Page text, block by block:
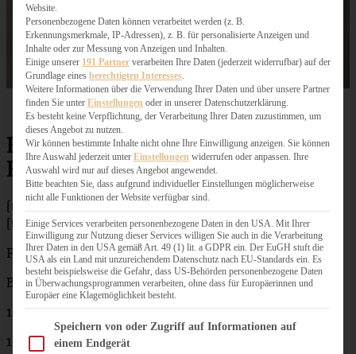
Brownie-Cheesecake mit
Bratapfelkompott
[tabs]
[tab title=”Zutaten”]
Für eine Springform von 22 – 24 cm:
Brownie-Teig:
125 g gute Zartbitterschokolade
125 g Butter
Website.
Personenbezogene Daten können verarbeitet werden (z. B.
Erkennungsmerkmale, IP-Adressen), z. B. für personalisierte Anzeigen und
Inhalte oder zur Messung von Anzeigen und Inhalten.
Einige unserer 191 Partner verarbeiten Ihre Daten (jederzeit widerrufbar) auf der
Grundlage eines berechtigten Interesses
Weitere Informationen über die Verwendung Ihrer Daten und über unsere Partner
finden Sie unter Einstellungen oder in unserer Datenschutzerklärung.
Es besteht keine Verpflichtung, der Verarbeitung Ihrer Daten zuzustimmen, um
dieses Angebot zu nutzen.
Wir können bestimmte Inhalte nicht ohne Ihre Einwilligung anzeigen. Sie können
Ihre Auswahl jederzeit unter Einstellungen widerrufen oder anpassen. Ihre
Auswahl wird nur auf dieses Angebot angewendet.
Bitte beachten Sie, dass aufgrund individueller Einstellungen möglicherweise
nicht alle Funktionen der Website verfügbar sind.
Einige Services verarbeiten personenbezogene Daten in den USA. Mit Ihrer
Einwilligung zur Nutzung dieser Services willigen Sie auch in die Verarbeitung
Ihrer Daten in den USA gemäß Art. 49 (1) lit. a GDPR ein. Der EuGH stuft die
USA als ein Land mit unzureichendem Datenschutz nach EU-Standards ein. Es
besteht beispielsweise die Gefahr, dass US-Behörden personenbezogene Daten
in Überwachungsprogrammen verarbeiten, ohne dass für Europäerinnen und
Europäer eine Klagemöglichkeit besteht.
Im Folgenden finden Sie eine Liste der Zwecke des IAB Transparency and Consent
Speichern von oder Zugriff auf Informationen auf
einem Endgerät